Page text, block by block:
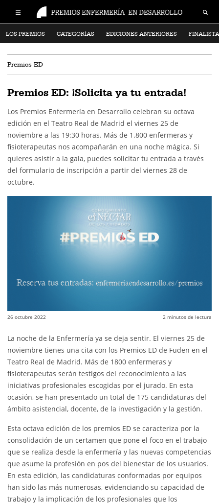
LOS PREMIOS CATEGORÍAS EDICIONES ANTERIORES
Premios ED
Premios ED: ¡Solicita ya tu entrada!
Los Premios Enfermería en Desarrollo celebran su octava
edición en el Teatro Real de Madrid el viernes 25 de
noviembre a las 19:30 horas. Más de 1.800 enfermeras y
fisioterapeutas nos acompañarán en una noche mágica. Si
quieres asistir a la gala, puedes solicitar tu entrada a través
del formulario de inscripción a partir del viernes 28 de
octubre.
26 octubre 2022 2 minutos de lectura
La noche de la Enfermería ya se deja sentir. El viernes 25 de
noviembre tienes una cita con los Premios ED de Fuden en el
Teatro Real de Madrid. Más de 1800 enfermeras y
fisioterapeutas serán testigos del reconocimiento a las
iniciativas profesionales escogidas por el jurado. En esta
ocasión, se han presentado un total de 175 candidaturas del
ámbito asistencial, docente, de la investigación y la gestión.
Esta octava edición de los premios ED se caracteriza por la
consolidación de un certamen que pone el foco en el trabajo
que se realiza desde la enfermería y las nuevas competencias
que asume la profesión en pos del bienestar de los usuarios.
En esta edición, las candidaturas conformadas por equipos
han sido las más numerosas, evidenciando su capacidad de
trabajo y la implicación de los profesionales que los